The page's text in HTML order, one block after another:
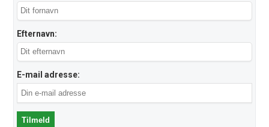
Efternavn:
E-mail adresse: